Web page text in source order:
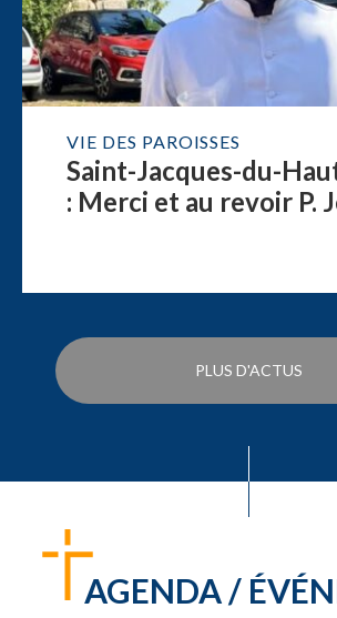
VIE DES PAROISSES
Saint-Jacques-du-
: Merci et au revoir P.
PLUS D'ACTUS
AGENDA /